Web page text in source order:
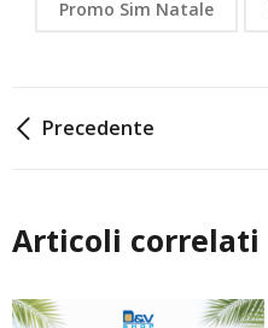
Promo Sim Natale
Navigazione
Precedente
Articoli correlati